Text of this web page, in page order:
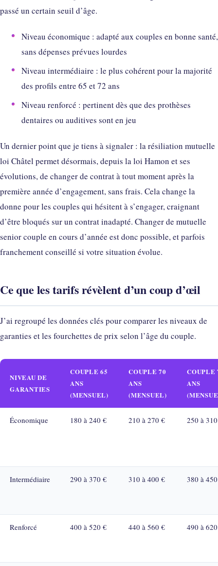
passé un certain seuil d’âge.
Niveau économique : adapté aux couples en bonne santé,
sans dépenses prévues lourdes
Niveau intermédiaire : le plus cohérent pour la majorité
des profils entre 65 et 72 ans
Niveau renforcé : pertinent dès que des prothèses
dentaires ou auditives sont en jeu
Un dernier point que je tiens à signaler : la résiliation mutuelle
loi Châtel permet désormais, depuis la loi Hamon et ses
évolutions, de changer de contrat à tout moment après la
première année d’engagement, sans frais. Cela change la
donne pour les couples qui hésitent à s’engager, craignant
d’être bloqués sur un contrat inadapté. Changer de mutuelle
senior couple en cours d’année est donc possible, et parfois
franchement conseillé si votre situation évolue.
Ce que les tarifs révèlent d’un coup d’œil
J’ai regroupé les données clés pour comparer les niveaux de
garanties et les fourchettes de prix selon l’âge du couple.
NIVEAU DE
GARANTIES
COUPLE 65
ANS
(MENSUEL)
COUPLE 70
ANS
(MENSUEL)
COUPLE
ANS
Économique 180 à 240 € 210 à 270 € 250 à
Intermédiaire 290 à 370 € 310 à 400 € 380 à
Renforcé 400 à 520 € 440 à 560 € 490 à